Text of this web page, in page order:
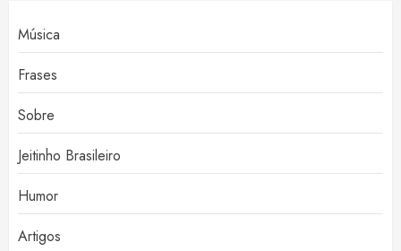
Música
Frases
Sobre
Jeitinho Brasileiro
Humor
Artigos